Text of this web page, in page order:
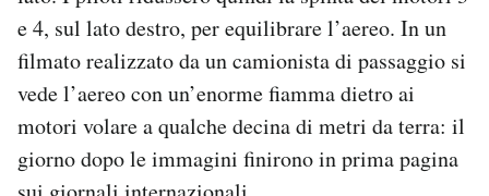
e 4, sul lato destro, per equilibrare l’aereo. In un
filmato realizzato da un camionista di passaggio si
vede l’aereo con un’enorme fiamma dietro ai
motori volare a qualche decina di metri da terra: il
giorno dopo le immagini finirono in prima pagina